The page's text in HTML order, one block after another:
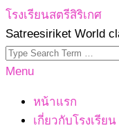
Skip
to
content
โรงเรียนสตรีสิริเกศ
Satreesiriket World
Search
Primary
Menu
Menu
หน้าแรก
เกี่ยวกับโรงเรียน